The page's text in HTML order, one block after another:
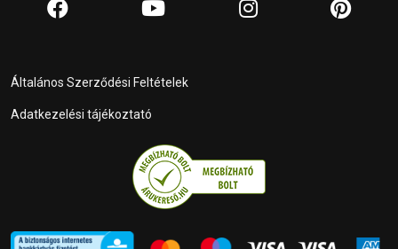
Általános Szerződési Feltételek
Adatkezelési tájékoztató